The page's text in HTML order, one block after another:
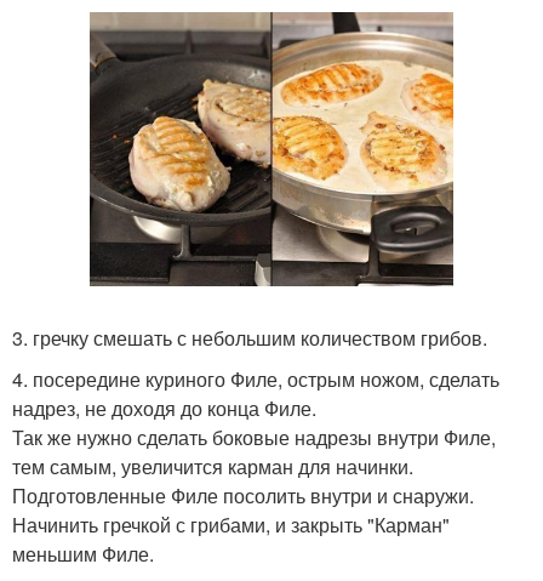
3. гречку смешать с небольшим количеством грибов.
4. посередине куриного Филе, острым ножом, сделать
надрез, не доходя до конца Филе.
Так же нужно сделать боковые надрезы внутри Филе,
тем самым, увеличится карман для начинки.
Подготовленные Филе посолить внутри и снаружи.
Начинить гречкой с грибами, и закрыть "Карман"
меньшим Филе.